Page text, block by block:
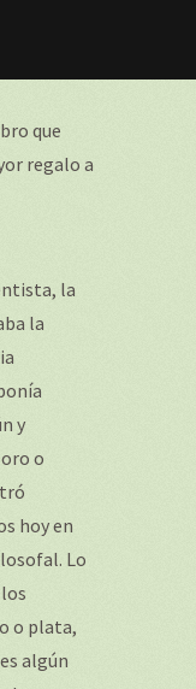
que
regalo a
la
la
y
o
hoy en
Lo
o plata,
algún